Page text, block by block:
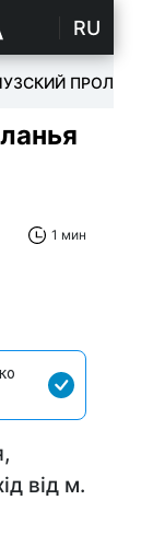
RU
ПРОЛИВ
1 мин
від м.